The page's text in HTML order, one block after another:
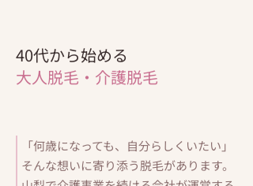
40代から始める
大人脱毛・介護脱毛
「何歳になっても、自分らしくいたい」
そんな想いに寄り添う脱毛があります。